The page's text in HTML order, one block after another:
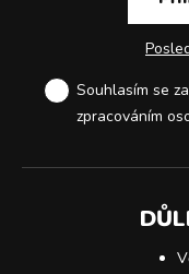
Souhlasím se
zpracováním